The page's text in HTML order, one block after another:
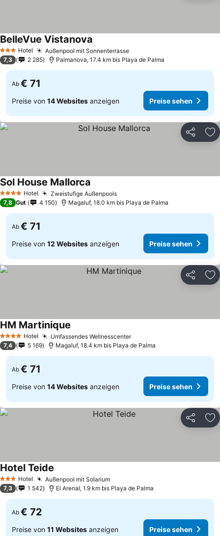
3 SterneHotel Außenpool mit Sonnenterrasse
BelleVue Vistanova
7,3 2 285 Palmanova, 17.4 km bis Playa de Palma
Ab € 71
Preise von 14 Websites anzeigen Preise sehen
Teilen
4 Sterne Hotel Zweistufige Außenpools
Sol House Mallorca
7,8 Gut 4 150 Magaluf, 18.0 km bis Playa de Palma
Ab € 71
Preise von 12 Websites anzeigen Preise sehen
Teilen
4 Sterne Hotel Umfassendes Wellnesscenter
HM Martinique
7,4 5 169 Magaluf, 18.4 km bis Playa de Palma
Ab € 71
Preise von 14 Websites anzeigen Preise sehen
Teilen
3 SterneHotel Außenpool mit Solarium
Hotel Teide
7,3 1 542 El Arenal, 1.9 km bis Playa de Palma
Ab € 72
Preise von 11 Websites anzeigen Preise sehen